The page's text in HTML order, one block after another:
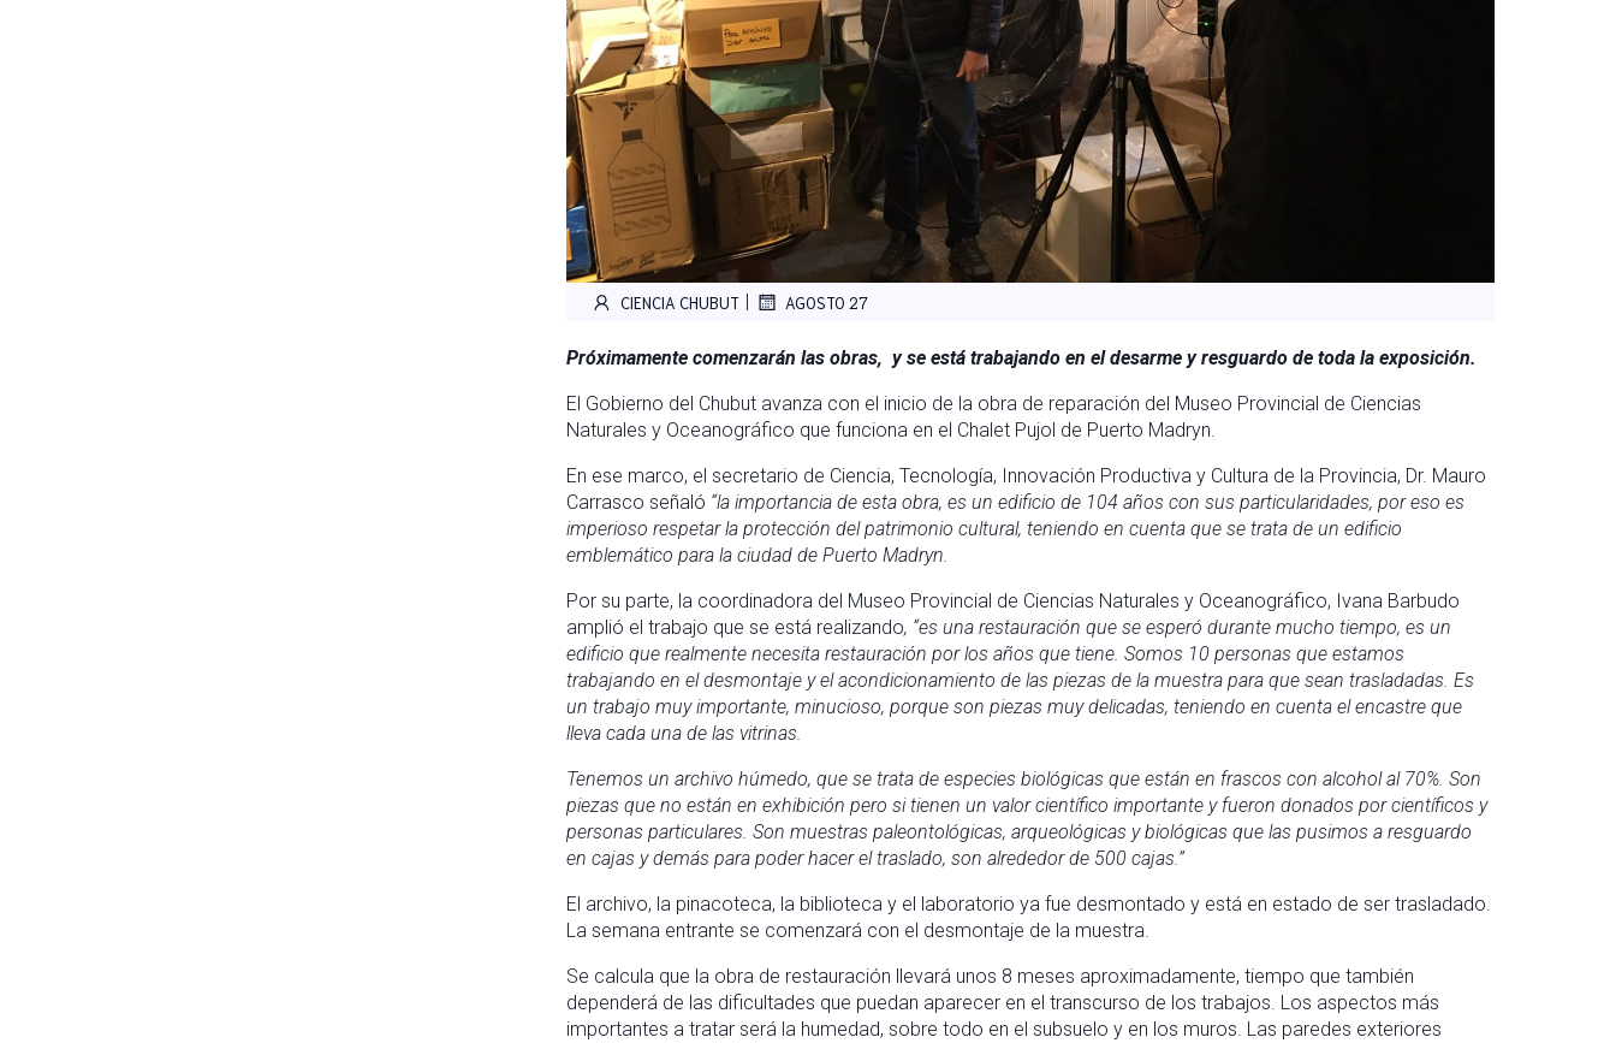
CIENCIA CHUBUT AGOSTO 27
Próximamente comenzarán las obras, y se está trabajando en el desarme y resguardo de toda la exposición.
El Gobierno del Chubut avanza con el inicio de la obra de reparación del Museo Provincial de Ciencias
Naturales y Oceanográfico que funciona en el Chalet Pujol de Puerto Madryn.
En ese marco, el secretario de Ciencia, Tecnología, Innovación Productiva y Cultura de la Provincia, Dr. Mauro
Carrasco señaló “la importancia de esta obra, es un edificio de 104 años con sus particularidades, por eso es
imperioso respetar la protección del patrimonio cultural, teniendo en cuenta que se trata de un edificio
emblemático para la ciudad de Puerto Madryn.
Por su parte, la coordinadora del Museo Provincial de Ciencias Naturales y Oceanográfico, Ivana Barbudo
amplió el trabajo que se está realizando, “es una restauración que se esperó durante mucho tiempo, es un
edificio que realmente necesita restauración por los años que tiene. Somos 10 personas que estamos
trabajando en el desmontaje y el acondicionamiento de las piezas de la muestra para que sean trasladadas. Es
un trabajo muy importante, minucioso, porque son piezas muy delicadas, teniendo en cuenta el encastre que
lleva cada una de las vitrinas.
Tenemos un archivo húmedo, que se trata de especies biológicas que están en frascos con alcohol al 70%. Son
piezas que no están en exhibición pero si tienen un valor científico importante y fueron donados por científicos y
personas particulares. Son muestras paleontológicas, arqueológicas y biológicas que las pusimos a resguardo
en cajas y demás para poder hacer el traslado, son alrededor de 500 cajas.”
El archivo, la pinacoteca, la biblioteca y el laboratorio ya fue desmontado y está en estado de ser trasladado.
La semana entrante se comenzará con el desmontaje de la muestra.
Se calcula que la obra de restauración llevará unos 8 meses aproximadamente, tiempo que también
dependerá de las dificultades que puedan aparecer en el transcurso de los trabajos. Los aspectos más
importantes a tratar será la humedad, sobre todo en el subsuelo y en los muros. Las paredes exteriores